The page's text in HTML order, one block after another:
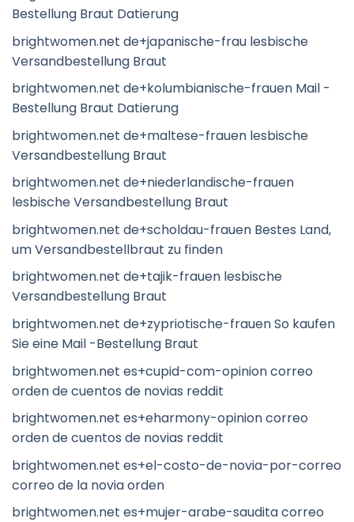
Bestellung Braut Datierung
brightwomen.net de+japanische-frau lesbische
Versandbestellung Braut
brightwomen.net de+kolumbianische-frauen Mail -
Bestellung Braut Datierung
brightwomen.net de+maltese-frauen lesbische
Versandbestellung Braut
brightwomen.net de+niederlandische-frauen
lesbische Versandbestellung Braut
brightwomen.net de+scholdau-frauen Bestes Land,
um Versandbestellbraut zu finden
brightwomen.net de+tajik-frauen lesbische
Versandbestellung Braut
brightwomen.net de+zypriotische-frauen So kaufen
Sie eine Mail -Bestellung Braut
brightwomen.net es+cupid-com-opinion correo
orden de cuentos de novias reddit
brightwomen.net es+eharmony-opinion correo
orden de cuentos de novias reddit
brightwomen.net es+el-costo-de-novia-por-correo
correo de la novia orden
brightwomen.net es+mujer-arabe-saudita correo